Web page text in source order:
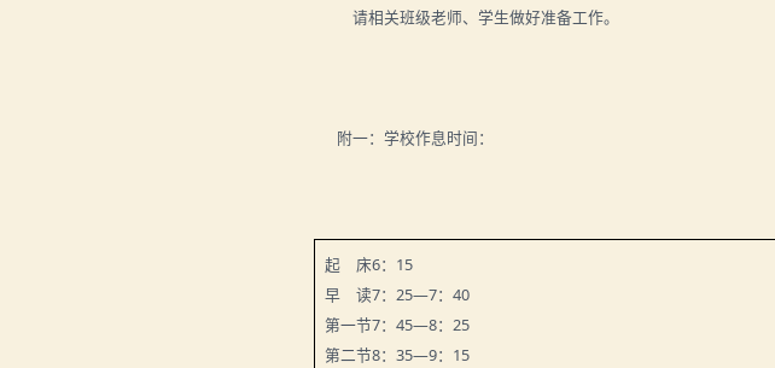
请相关班级老师、学生做好准备工作。
附一：学校作息时间：
起 床6： 15
早 读7：25—7：40
第一节7：45—8：25
第二节8：35—9： 15